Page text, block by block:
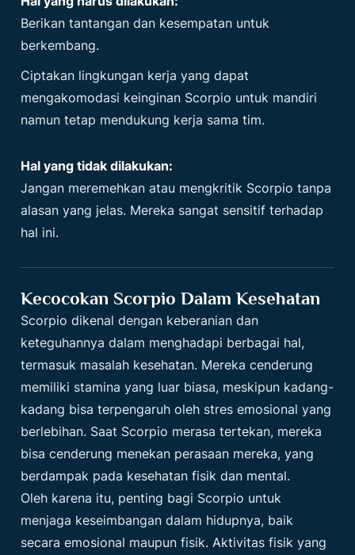
Berikan tantangan dan kesempatan untuk
berkembang.
Ciptakan lingkungan kerja yang dapat
mengakomodasi keinginan Scorpio untuk mandiri
namun tetap mendukung kerja sama tim.
Hal yang tidak dilakukan:
Jangan meremehkan atau mengkritik Scorpio tanpa
alasan yang jelas. Mereka sangat sensitif terhadap
hal ini.
Kecocokan Scorpio Dalam Kesehatan
Scorpio dikenal dengan keberanian dan
keteguhannya dalam menghadapi berbagai hal,
termasuk masalah kesehatan. Mereka cenderung
memiliki stamina yang luar biasa, meskipun kadang-
kadang bisa terpengaruh oleh stres emosional yang
berlebihan. Saat Scorpio merasa tertekan, mereka
bisa cenderung menekan perasaan mereka, yang
berdampak pada kesehatan fisik dan mental.
Oleh karena itu, penting bagi Scorpio untuk
menjaga keseimbangan dalam hidupnya, baik
secara emosional maupun fisik. Aktivitas fisik yang